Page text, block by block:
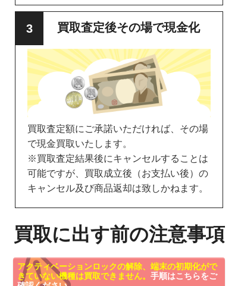
買取査定後その場で現金化
買取査定額にご承諾いただければ、その場
で現金買取いたします。
※買取査定結果後にキャンセルすることは
可能ですが、買取成立後（お支払い後）の
キャンセル及び商品返却は致しかねます。
買取に出す前の注意事項
アクティベーションロックの解除、端末の初期化がで
きていない機種は買取できません。 手順はこちらをご